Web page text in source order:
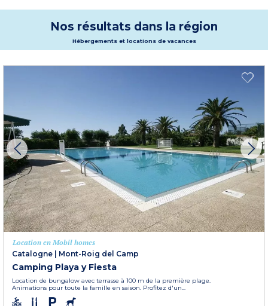
d’un séjour dans un décor naturel et un village marqué par l’Histoire.
Plus d'informations
Nos résultats dans la région
Hébergements et locations de vacances
Location en Mobil homes
Catalogne
Mont-Roig del Camp
Camping Playa y Fiesta
Location de bungalow avec terrasse à 100 m de la première plage.
Animations pour toute la famille en saison. Profitez d'un...